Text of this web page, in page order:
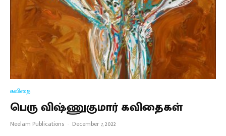
கவிதை
பெரு விஷ்ணுகுமார் கவிதைகள்
Neelam Publications · December 7, 2022